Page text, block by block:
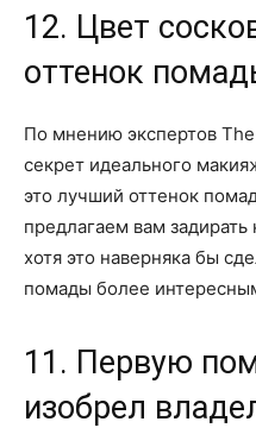
12. Цвет
оттенок
По мнению экспертов
секрет идеального
это лучший оттенок
предлагаем вам
хотя это наверняка бы
помады более
11. Первую
изобрел